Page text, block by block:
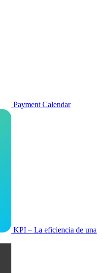
Payment Calendar
KPI – La eficiencia de una